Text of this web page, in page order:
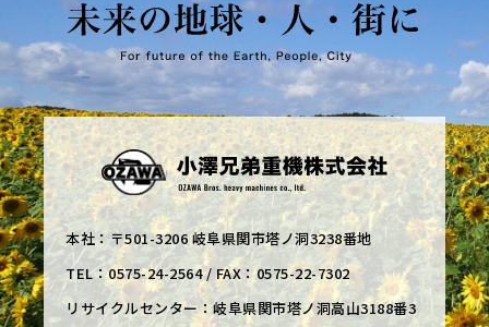
本社：〒501-3206 岐阜県関市塔ノ洞3238番地
TEL：0575-24-2564 / FAX：0575-22-7302
リサイクルセンター：岐阜県関市塔ノ洞高山3188番3